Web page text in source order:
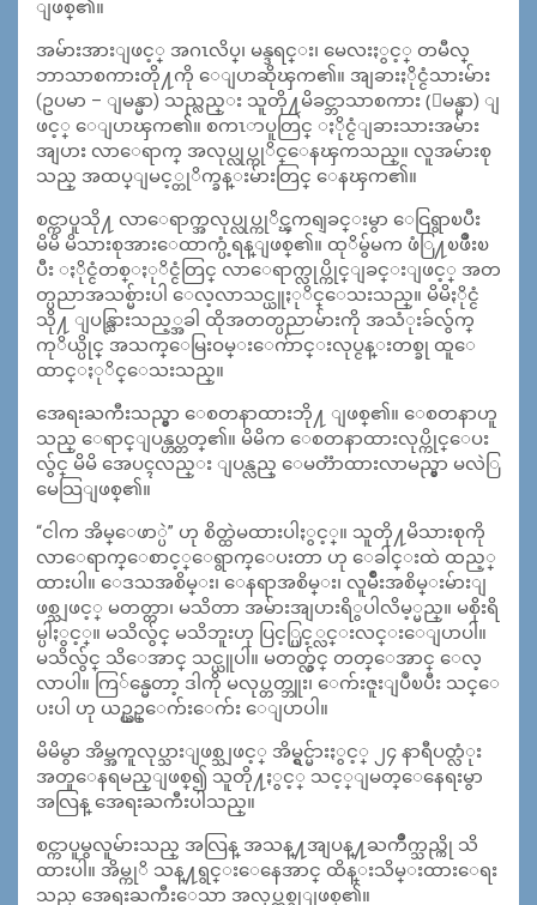
ျဖစ္၏။
အမ်ားအားျဖင့္ အဂၤလိပ္၊ မန္ဒရင္း၊ မေလးႏွင့္ တမီလ္
ဘာသာစကားတို႔ကို ေျပာဆိုၾက၏။ အျခားႏိုင္ငံသားမ်ား
(ဥပမာ – ျမန္မာ) သည္လည္း သူတို႔မိခင္ဘာသာစကား (ျမန္မာ) ျ
ဖင့္ ေျပာၾက၏။ စကၤာပူတြင္ ႏိုင္ငံျခားသားအမ်ား
အျပား လာေရာက္ အလုပ္လုပ္ကုိင္ေနၾကသည္။ လူအမ်ားစု
သည္ အထပ္ျမင့္တုိက္ခန္းမ်ားတြင္ ေနၾက၏။
စင္ကာပူသို႔ လာေရာက္အလုပ္လုပ္ကုိင္ၾကရျခင္းမွာ ေငြရွာၿပီး
မိမိ မိသားစုအားေထာက္ပံ့ရန္ျဖစ္၏။ ထုိမွ်မက ဖံြ႔ၿဖိဳးၿ
ပီး ႏိုင္ငံတစ္ႏုိင္ငံတြင္ လာေရာက္လုပ္ကိုင္ျခင္းျဖင့္ အတ
တ္ပညာအသစ္မ်ားပါ ေလ့လာသင္ယူႏုိင္ေသးသည္။ မိမိႏိုင္ငံ
သို႔ ျပန္သြားသည့္အခါ ထိုအတတ္ပညာမ်ားကို အသံုးခ်လွ်က္
ကုိယ္ပိုင္ အသက္ေမြးဝမ္းေက်ာင္းလုပ္ငန္းတစ္ခု ထူေ
ထာင္ႏုိင္ေသးသည္။
အေရးႀကီးသည္မွာ ေစတနာထားဘို႔ ျဖစ္၏။ ေစတနာဟူ
သည္ ေရာင္ျပန္ဟပ္တတ္၏။ မိမိက ေစတနာထားလုပ္ကိုင္ေပး
လွ်င္ မိမိ အေပၚလည္း ျပန္လည္ ေမတၱာထားလာမည္မွာ မလဲြ
မေသြျဖစ္၏။
“ငါက အိမ္ေဖာ္ပဲ” ဟု စိတ္ထဲမထားပါႏွင့္။ သူတို႔မိသားစုကို
လာေရာက္ေစာင့္ေရွာက္ေပးတာ ဟု ေခါင္းထဲ ထည့္
ထားပါ။ ေဒသအစိမ္း၊ ေနရာအစိမ္း၊ လူမ်ိဳးအစိမ္းမ်ားျ
ဖစ္သျဖင့္ မတတ္တာ၊ မသိတာ အမ်ားအျပားရိွပါလိမ့္မည္။ မစိုးရိ
မ္ပါႏွင့္။ မသိလွ်င္ မသိဘူးဟု ပြင့္ပြင့္လင္းလင္းေျပာပါ။
မသိလွ်င္ သိေအာင္ သင္ယူပါ။ မတတ္လွ်င္ တတ္ေအာင္ ေလ့
လာပါ။ ကြ်န္မေတာ့ ဒါကို မလုပ္တတ္ဘူး၊ ေက်းဇူးျပဳၿပီး သင္ေ
ပးပါ ဟု ယဥ္ယဥ္ေက်းေက်း ေျပာပါ။
မိမိမွာ အိမ္အကူလုပ္သားျဖစ္သျဖင့္ အိမ္ရွင္မ်ားႏွင့္ ၂၄ နာရီပတ္လံုး
အတူေနရမည္ျဖစ္၍ သူတို႔ႏွင့္ သင့္ျမတ္ေနေရးမွာ
အလြန္ အေရးႀကီးပါသည္။
စင္ကာပူမွလူမ်ားသည္ အလြန္ အသန္႔အျပန္႔ႀကိဳက္သည္ကို သိ
ထားပါ။ အိမ္ကုိ သန္႔ရွင္းေနေအာင္ ထိန္းသိမ္းထားေရး
သည္ အေရးႀကီးေသာ အလုပ္တစ္ခုျဖစ္၏။